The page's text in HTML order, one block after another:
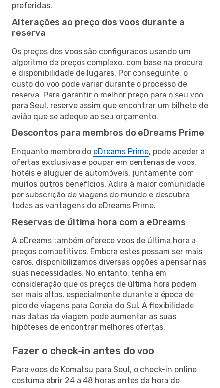
preferidas.
Alterações ao preço dos voos durante a
reserva
Os preços dos voos são configurados usando um
algoritmo de preços complexo, com base na procura
e disponibilidade de lugares. Por conseguinte, o
custo do voo pode variar durante o processo de
reserva. Para garantir o melhor preço para o seu voo
para Seul, reserve assim que encontrar um bilhete de
avião que se adeque ao seu orçamento.
Descontos para membros do eDreams Prime
Enquanto membro do eDreams Prime, pode aceder a
ofertas exclusivas e poupar em centenas de voos,
hotéis e aluguer de automóveis, juntamente com
muitos outros benefícios. Adira à maior comunidade
por subscrição de viagens do mundo e descubra
todas as vantagens do eDreams Prime.
Reservas de última hora com a eDreams
A eDreams também oferece voos de última hora a
preços competitivos. Embora estes possam ser mais
caros, disponibilizamos diversas opções a pensar nas
suas necessidades. No entanto, tenha em
consideração que os preços de última hora podem
ser mais altos, especialmente durante a época de
pico de viagens para Coreia do Sul. A flexibilidade
nas datas da viagem pode aumentar as suas
hipóteses de encontrar melhores ofertas.
Fazer o check-in antes do voo
Para voos de Komatsu para Seul, o check-in online
costuma abrir 24 a 48 horas antes da hora de